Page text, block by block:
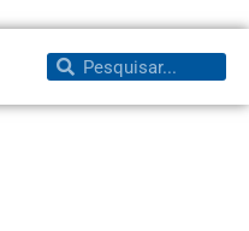
Pesquisar
Pesquisar